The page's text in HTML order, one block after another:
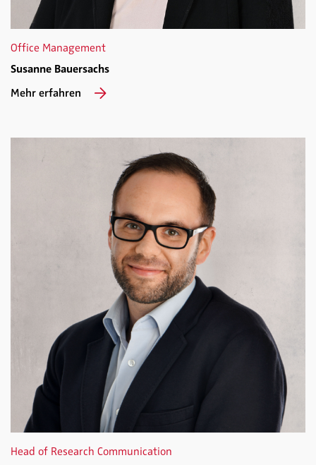
Office Management
Susanne Bauersachs
Mehr erfahren
Head of Research Communication